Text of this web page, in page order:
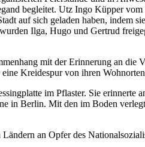
begleitet. Utz Ingo Küpper
auf sich geladen haben, indem
Ilga, Hugo und Gertrud
mit der Erinnerung an die
Kreidespur von ihren
im Pflaster. Sie
in Berlin. Mit den im Boden
an Opfer des